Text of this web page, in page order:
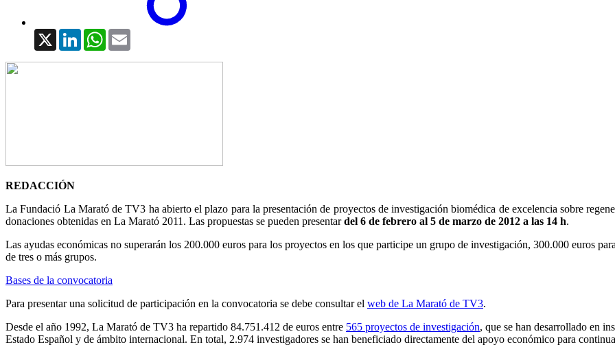
X LinkedInWhatsApp
REDACCIÓN
La Fundació La Marató de TV3 ha abierto el plazo para la presentación de proyectos de investigación biomédica de excelencia sobre
donaciones obtenidas en La Marató 2011. Las propuestas se pueden presentardel 6 de febrero al 5 de marzo de 2012 a las 14 h.
Las ayudas económicas no superarán los 200.000 euros para los proyectos en los que participe un grupo de investigación, 300.000 euros
de tres o más grupos.
Bases de la convocatoria
Para presentar una solicitud de participación en la convocatoria se debe consultar el web de La Marató de TV3.
Desde el año 1992, La Marató de TV3 ha repartido 84.751.412 de euros entre 565 proyectos de investigación, que se han desarrollado en
Estado Español y de ámbito internacional. En total, 2.974 investigadores se han beneficiado directamente del apoyo económico para